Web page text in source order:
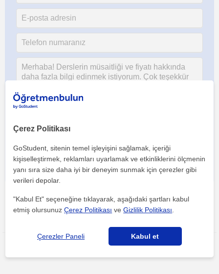
politikamızı kabul etmiş olursunuz
Çerez Politikası
GoStudent, sitenin temel işleyişini sağlamak, içeriği
kişiselleştirmek, reklamları uyarlamak ve etkinliklerini ölçmenin
yanı sıra size daha iyi bir deneyim sunmak için çerezler gibi
verileri depolar.
"Kabul Et" seçeneğine tıklayarak, aşağıdaki şartları kabul
etmiş olursunuzÇerez Politikası veGizlilik Politikası
Çerezler Paneli Kabul et